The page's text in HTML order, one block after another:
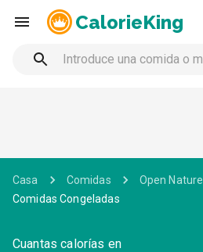
CalorieKing
Casa Comidas
Open Nature
Comidas Congeladas
Cuantas calorías en